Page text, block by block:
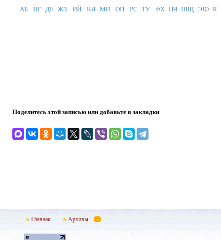
АБ
ВГ ДЕ ЖЗ ИЙ КЛ МН ОП РС ТУ ФХ ЦЧ ШЩ ЭЮ Я
Поделитесь этой записью или добавьте в закладки
Главная Архивы